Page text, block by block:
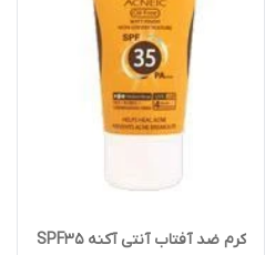
کرم ضد آفتاب آنتی آکنه SPF35